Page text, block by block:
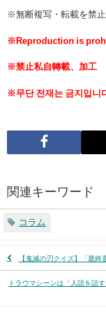
※無断複写・転載を禁
※Reproduction is
※禁止私自轉載、加工
※무단 전재는 금지입니
関連キーワード
コラム
【鬼滅の刃クイズ】「最終
トラウマシーンは「人語を話